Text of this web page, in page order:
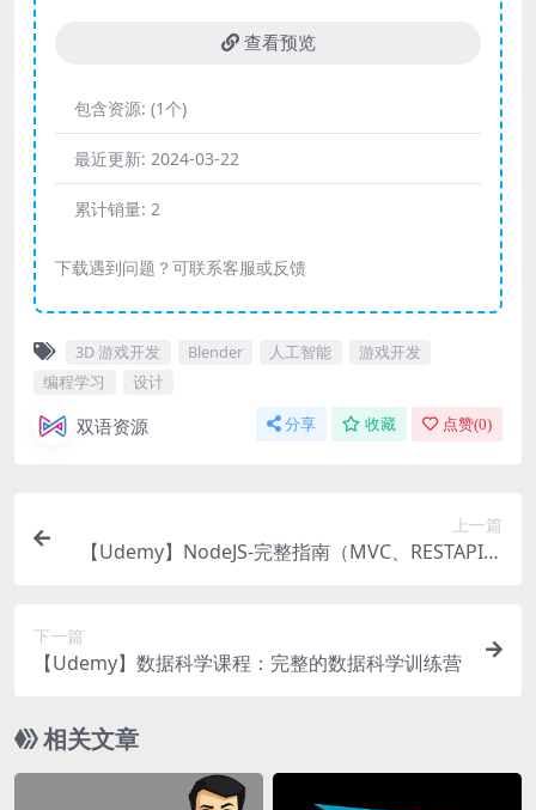
查看预览
包含资源: (1个)
最近更新: 2024-03-22
累计销量: 2
下载遇到问题？可联系客服或反馈
3D 游戏开发 Blender 人工智能
游戏开发
编程学习
设计
双语资源 分享 收藏 点赞(0)
上一篇
【Udemy】NodeJS-完整指南（MVC、RESTAPI、
下一篇
【Udemy】数据科学课程：完整的数据科学训练营
相关文章